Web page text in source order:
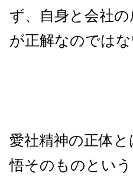
ず、自身と会社
が正解なのではな
愛社精神の正体
悟そのものという